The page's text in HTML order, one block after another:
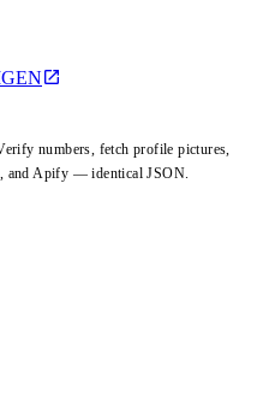
numbers, fetch profile pictures,
and Apify — identical JSON.